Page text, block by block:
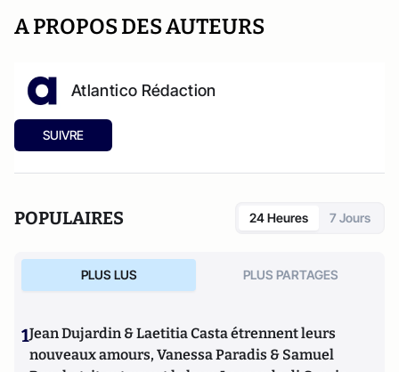
A PROPOS DES AUTEURS
Atlantico Rédaction
SUIVRE
POPULAIRES 24 Heures 7 Jours
PLUS LUS PLUS PARTAGES
1Jean Dujardin & Laetitia Casta étrennent leurs
nouveaux amours, Vanessa Paradis & Samuel